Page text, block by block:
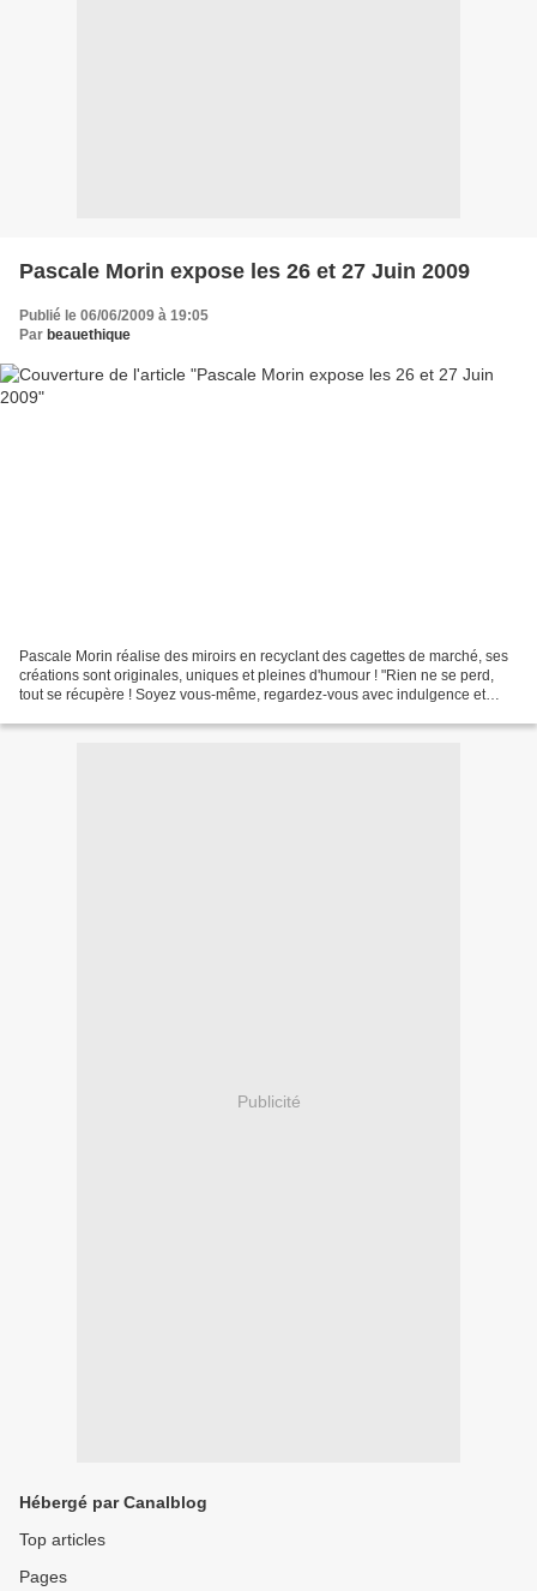
Pascale Morin expose les 26 et 27 Juin 2009
Publié le 06/06/2009 à 19:05
Par beauethique
Pascale Morin réalise des miroirs en recyclant des cagettes de marché, ses
créations sont originales, uniques et pleines d'humour ! "Rien ne se perd,
tout se récupère ! Soyez vous-même, regardez-vous avec indulgence et
Publicité
Hébergé par Canalblog
Top articles
Pages